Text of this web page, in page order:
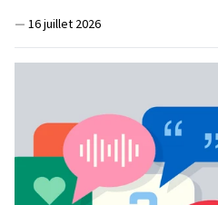
— 16 juillet 2026